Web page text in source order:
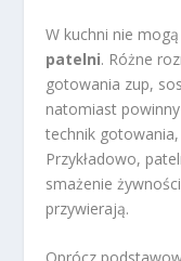
W kuchni nie
patelni. Różne
gotowania zup,
natomiast
technik
Przykładowo,
smażenie
przywierają.